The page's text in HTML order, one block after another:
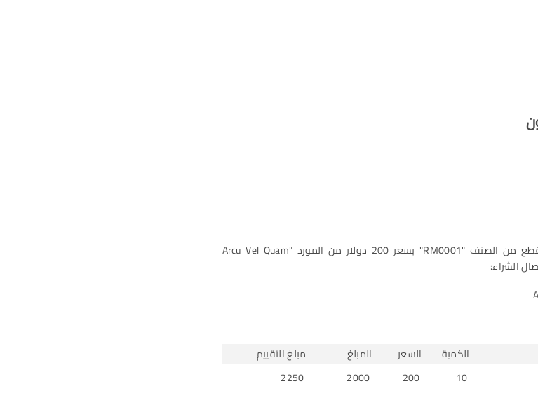
افترض أنك قد قمت بشراء 10 قطع من الصنف "RM0001" بسعر 200 دولار من المورد "Arcu Vel Quam
الكمية السعر المبلغ
مبلغ التقييم
10
200
2000
2250